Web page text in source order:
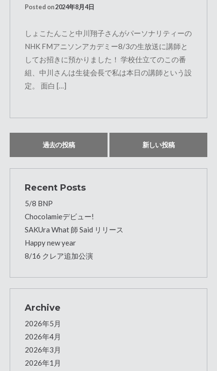
Posted on2024年8月4日
しょこたんこと中川翔子さんがパーソナリティーの
NHK FMアニソンアカデミー8/3の生放送に講師と
してお招きに預かりました！ 学校仕立てのこの番
組、中川さんは生徒会長で私は本日の講師という設
定。 面白 […]
過去の投稿 新しい投稿
Recent Posts
5/8 BNP
Chocolamieデビュー!
SAKUra What 師 Said リリース
Happy new year
8/16 クレア追加公演
Archive
2026年5月
2026年4月
2026年3月
2026年1月